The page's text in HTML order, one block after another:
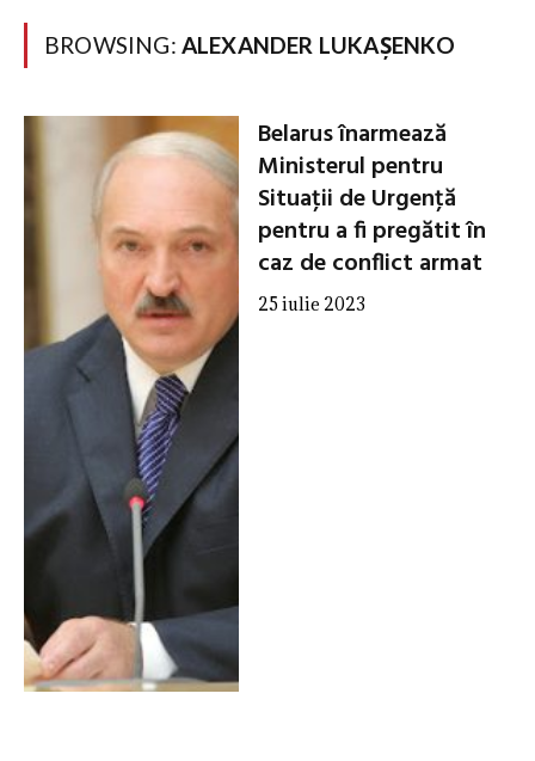
BROWSING: ALEXANDER LUKAŞENKO
Belarus înarmează
Ministerul pentru
Situaţii de Urgenţă
pentru a fi pregătit în
caz de conflict armat
25 iulie 2023